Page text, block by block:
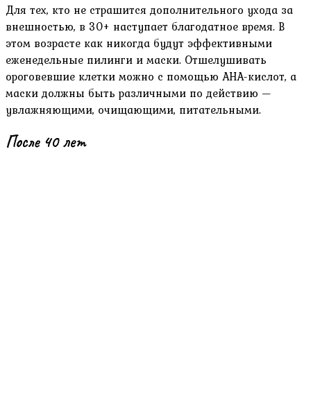
Для тех, кто не страшится дополнительного ухода за
внешностью, в 30+ наступает благодатное время. В
этом возрасте как никогда будут эффективными
еженедельные пилинги и маски. Отшелушивать
ороговевшие клетки можно с помощью АНА-кислот, а
маски должны быть различными по действию —
увлажняющими, очищающими, питательными.
После 40 лет